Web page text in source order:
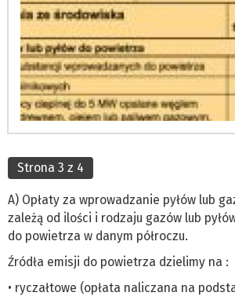
Strona 3 z 4
A) Opłaty za wprowadzanie pyłów lub
zależą od ilości i rodzaju gazów lub
do powietrza w danym półroczu.
Źródła emisji do powietrza dzielimy na :
• ryczałtowe (opłata naliczana na